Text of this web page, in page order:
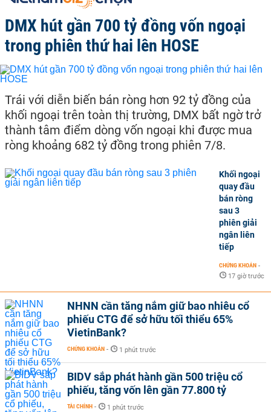
DMX hút gần 700 tỷ đồng vốn ngoại
trong phiên thứ hai lên HOSE
Trái với diễn biến bán ròng hơn 92 tỷ đồng của
khối ngoại trên toàn thị trường, DMX bất ngờ trở
thành tâm điểm dòng vốn ngoại khi được mua
ròng khoảng 682 tỷ đồng trong phiên 7/8.
Khối ngoại
quay đầu
bán ròng
sau 3
phiên giải
ngân liên
tiếp
CHỨNG KHOÁN -
17 giờ trước
NHNN cần tăng nắm giữ bao nhiêu cổ
phiếu CTG để sở hữu tối thiểu 65%
VietinBank?
CHỨNG KHOÁN - 1 phút trước
BIDV sắp phát hành gần 500 triệu cổ
phiếu, tăng vốn lên gần 77.800 tỷ
TÀI CHÍNH - 1 phút trước